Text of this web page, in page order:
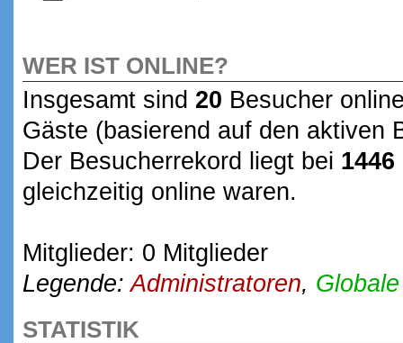
WER IST ONLINE?
Insgesamt sind 20 Besucher
Gäste (basierend auf den aktiven
Der Besucherrekord liegt bei 1446
gleichzeitig online waren.
Mitglieder: 0 Mitglieder
Legende:Administratoren,
STATISTIK